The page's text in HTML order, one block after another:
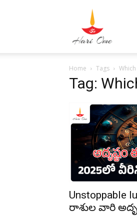
Home Tags
Tag:
Unstoppable
రాశుల వారి